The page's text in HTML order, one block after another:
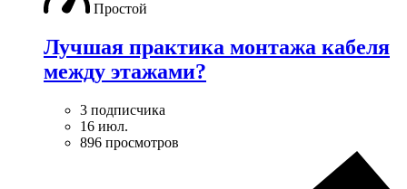
Простой
Лучшая практика монтажа кабеля
между этажами?
3 подписчика
16 июл.
896 просмотров